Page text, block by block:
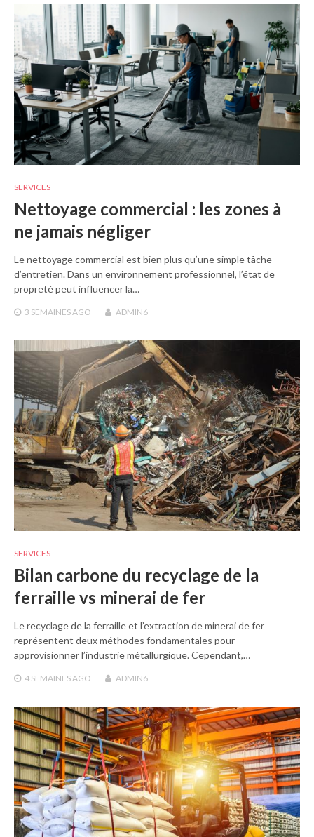
SERVICES
Nettoyage commercial : les zones à
ne jamais négliger
Le nettoyage commercial est bien plus qu’une simple tâche
d’entretien. Dans un environnement professionnel, l’état de
propreté peut influencer la…
3 SEMAINESAGO ADMIN6
SERVICES
Bilan carbone du recyclage de la
ferraille vs minerai de fer
Le recyclage de la ferraille et l’extraction de minerai de fer
représentent deux méthodes fondamentales pour
approvisionner l’industrie métallurgique. Cependant,…
4 SEMAINESAGO ADMIN6